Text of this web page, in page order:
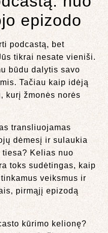
epizodo
podcastą, bet
tikrai nesate vieniši.
būdu dalytis savo
Tačiau kaip idėją
kurį žmonės norės
transliuojamas
dėmesį ir sulaukia
Kelias nuo
toks sudėtingas, kaip
veiksmus ir
pirmąjį epizodą
kūrimo kelionę?